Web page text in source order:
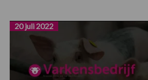
20 juli 2022